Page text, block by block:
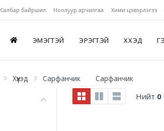
Салбар байршил Ноолуур арчилгаа Хими цэвэрлэгээ
ЭМЭГТЭЙ ЭРЭГТЭЙ ХҮҮХЭД
Хүүхэд Сарфанчик Сарфанчик
Нийт 0